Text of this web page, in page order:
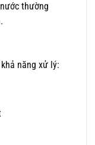
thường
năng xử lý: